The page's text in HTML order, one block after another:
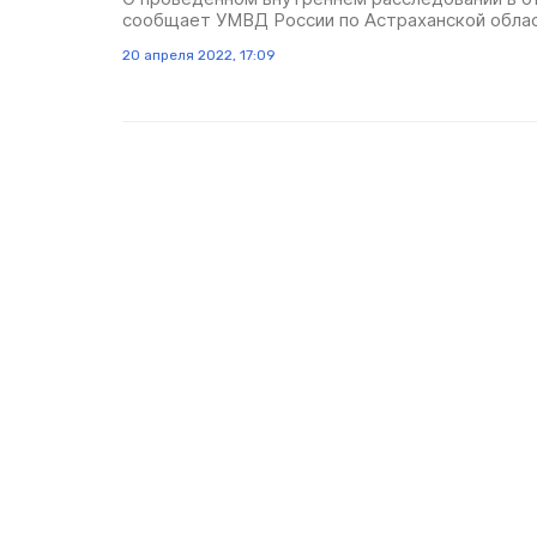
сообщает УМВД России по Астраханской
20 апреля 2022, 17:09